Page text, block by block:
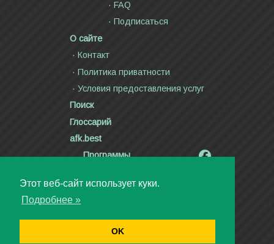
Этот веб-сайт использует куки.
Подробнее »
OK
FAQ
Подписаться
О сайте
Контакт
Политика приватности
Условия предоставления услуг
Поиск
Глоссарий
afk.best
Программы
Стихи и тексты песен
Видео